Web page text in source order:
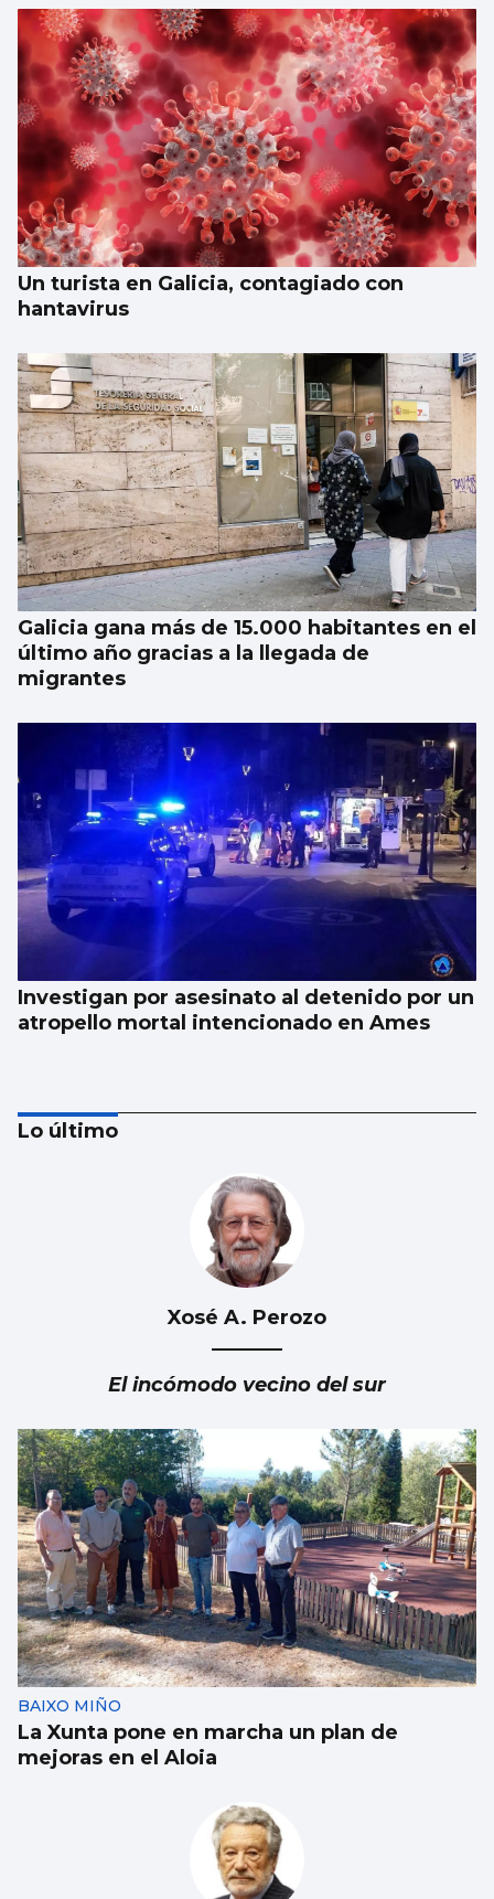
Un turista en Galicia, contagiado con
hantavirus
Galicia gana más de 15.000 habitantes en el
último año gracias a la llegada de
migrantes
Investigan por asesinato al detenido por un
atropello mortal intencionado en Ames
Lo último
Xosé A. Perozo
El incómodo vecino del sur
BAIXO MIÑO
La Xunta pone en marcha un plan de
mejoras en el Aloia